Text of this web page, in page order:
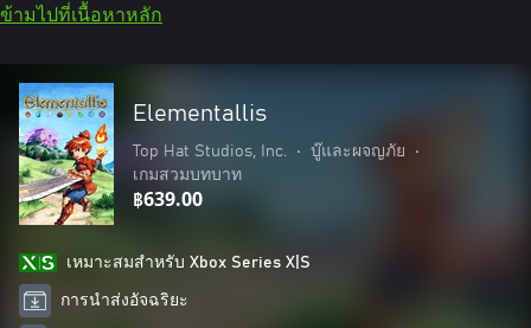
ข้ามไปที่เนื้อหาหลัก
Elementallis
Top Hat Studios, Inc. • บู๊และผจญภัย
•
เกมสวมบทบาท
฿639.00
เหมาะสมสําหรับ Xbox Series X|S
การนำส่งอัจฉริยะ